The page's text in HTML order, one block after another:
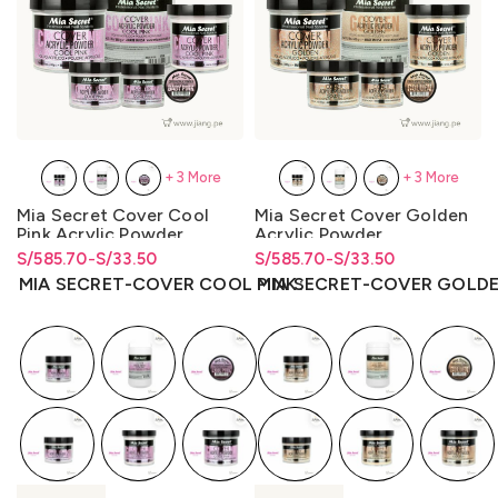
Mia Secret Cover Cool
Pink Acrylic Powder
S/33.50
-
S/585.70
Rango de precios: desde
S/33.50 hasta S/585.70
Rango de precios: desde
S/33.50hastaS/585.70
MIA SECRET-COVER COOL PINK
+3 More
Mia Secret Cover Golden
Acrylic Powder
S/33.50
-
S/585.70
Rango de precios: desde
S/33.50 hasta S/585.70
Rango de precios: desde
S/33.50hastaS/585.70
MIA SECRET-COVER
+3 More